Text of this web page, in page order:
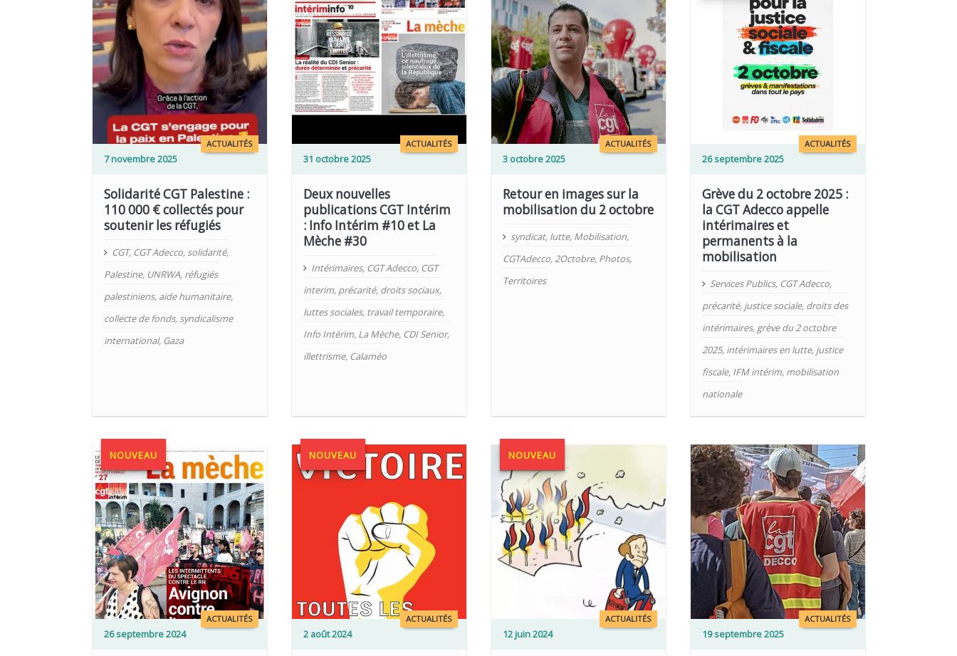
ACTUALITÉS
7 novembre 2025
Solidarité CGT Palestine :
110 000 € collectés pour
soutenir les réfugiés
CGT, CGT Adecco, solidarité,
Palestine, UNRWA, réfugiés
palestiniens, aide humanitaire,
collecte de fonds, syndicalisme
international, Gaza
ACTUALITÉS
31 octobre 2025
Deux nouvelles
publications CGT Intérim
: Info Intérim #10 et La
Mèche #30
Intérimaires, CGT Adecco, CGT
interim, précarité, droits sociaux,
luttes sociales, travail temporaire,
Info Intérim, La Mèche, CDI Senior,
illettrisme, Calaméo
LIRE PLUS
ACTUALITÉS
3 octobre 2025
Retour en images sur la
mobilisation du 2 octobre
syndicat, lutte, Mobilisation,
CGTAdecco,2Octobre, Photos,
Territoires
ACTUALITÉS
26 septembre 2025
Grève du 2 octobre 2025 :
la CGT Adecco appelle
intérimaires et
permanents à la
mobilisation
Services Publics, CGT Adecco,
précarité, justice sociale, droits des
intérimaires, grève du 2 octobre
2025, intérimaires en lutte, justice
fiscale, IFM intérim, mobilisation
nationale
ACTUALITÉS
19 septembre 2025
NOUVEAU
ACTUALITÉS
26 septembre 2024
LIRE PLUS
NOUVEAU
ACTUALITÉS
2 août 2024
LIRE PLUS
NOUVEAU
ACTUALITÉS
12 juin 2024